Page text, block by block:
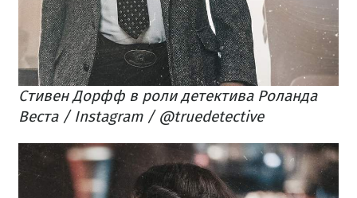
Стивен Дорфф в роли детектива Роланда
Веста​ / Instagram / @truedetective